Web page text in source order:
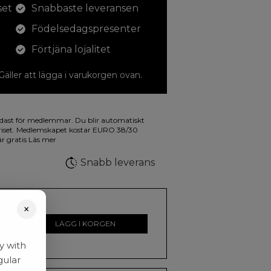
Snabbaste leveransen
Födelsedagspresenter
Förtjäna lojalitet
att lägga i varukorgen ovan.
teckningar med. På illustrationen på
färger.
för medlemmar. Du blir automatiskt
Medlemskapet kostar EURO 38/30
gratis Läs mer
Snabb leverans
LÄGG I KORGEN
×
with